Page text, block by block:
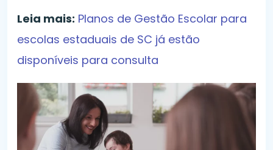
Leia mais: Planos de Gestão Escolar para
escolas estaduais de SC já estão
disponíveis para consulta